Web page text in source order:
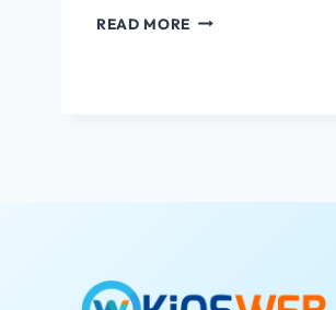
READ MORE